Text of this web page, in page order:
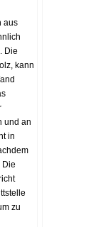
aus
Die
kann
und an
in
Die
zu